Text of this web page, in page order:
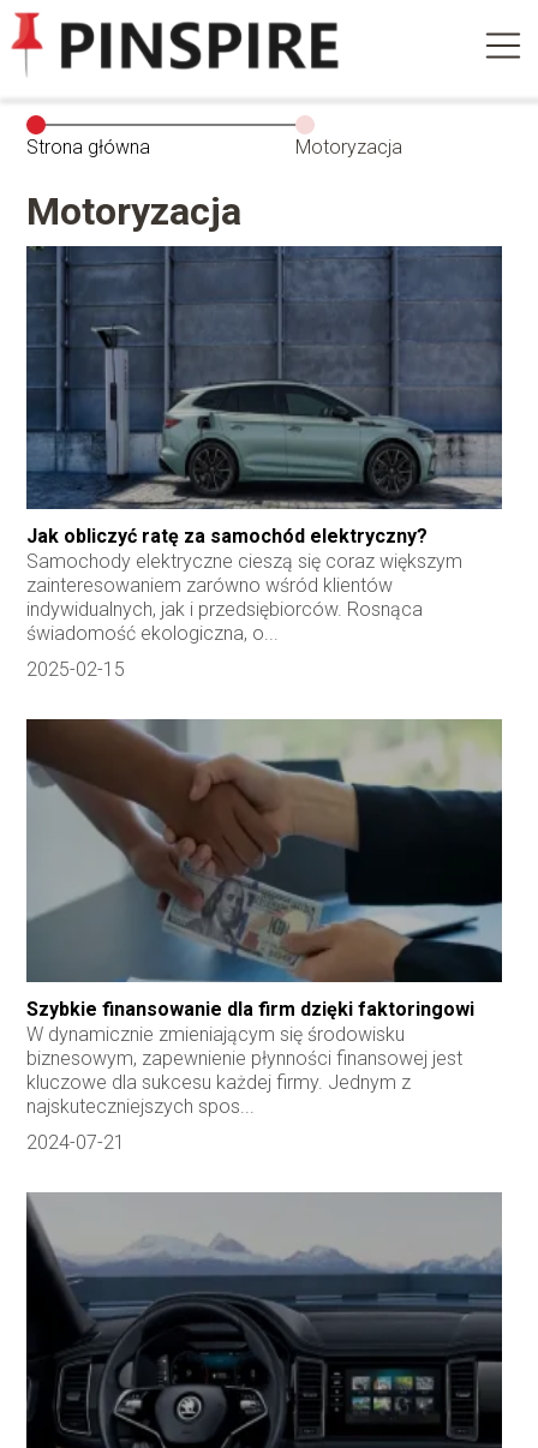
Strona główna Motoryzacja
Motoryzacja
Jak obliczyć ratę za samochód elektryczny?
Samochody elektryczne cieszą się coraz większym
zainteresowaniem zarówno wśród klientów
indywidualnych, jak i przedsiębiorców. Rosnąca
świadomość ekologiczna, o...
2025-02-15
Szybkie finansowanie dla firm dzięki faktoringowi
W dynamicznie zmieniającym się środowisku
biznesowym, zapewnienie płynności finansowej jest
kluczowe dla sukcesu każdej firmy. Jednym z
najskuteczniejszych spos...
2024-07-21